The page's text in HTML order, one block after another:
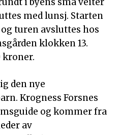
med lunsj. Starten
turen avsluttes hos
klokken 13.
kroner.
den nye
Krogness Forsnes
og kommer fra
av